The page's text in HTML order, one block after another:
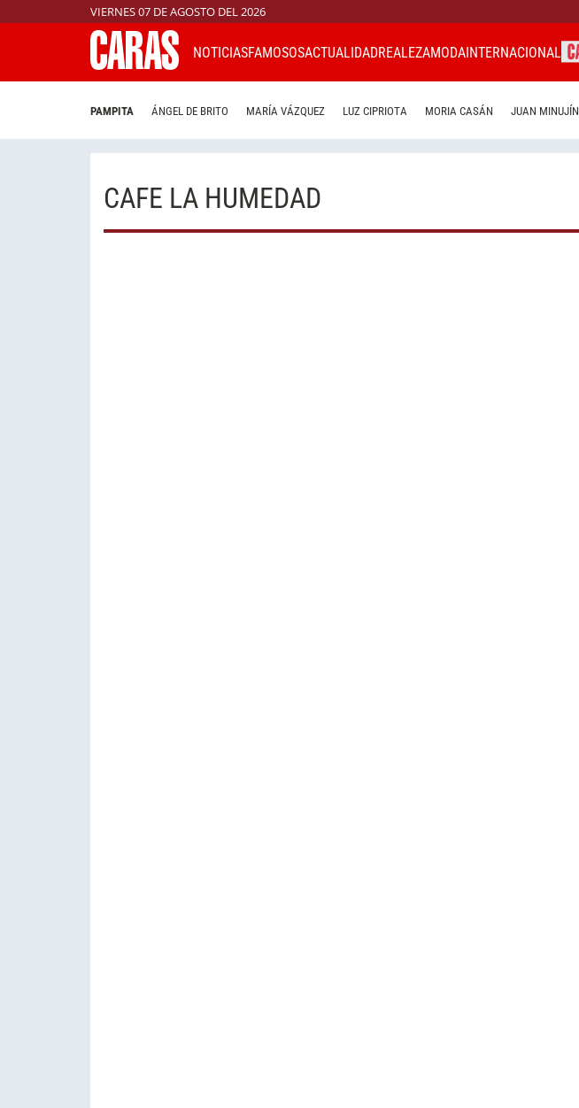
VIERNES 07 DE AGOSTO DEL 2026
NOTICIASFAMOSOSACTUALIDADREALEZAMODAINTERNACIONAL
PAMPITA ÁNGEL DE BRITO MARÍA VÁZQUEZ LUZ CIPRIOTA MORIA CASÁN JUAN MINUJÍN
CAFE LA HUMEDAD